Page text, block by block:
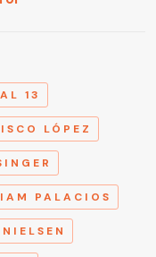
13
LÓPEZ
PALACIOS